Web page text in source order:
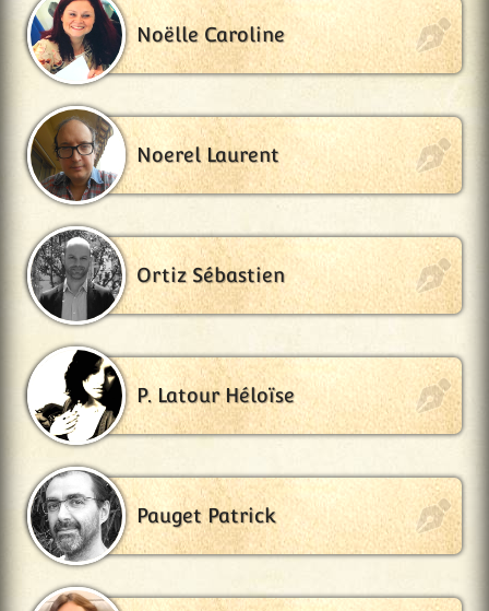
Noëlle Caroline
Noerel Laurent
Ortiz Sébastien
P. Latour Héloïse
Pauget Patrick